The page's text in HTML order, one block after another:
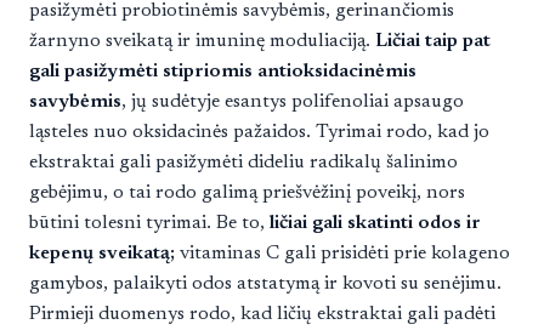
pasižymėti probiotinėmis savybėmis, gerinančiomis
žarnyno sveikatą ir imuninę moduliaciją. Ličiai taip pat
gali pasižymėti stipriomis antioksidacinėmis
savybėmis, jų sudėtyje esantys polifenoliai apsaugo
ląsteles nuo oksidacinės pažaidos. Tyrimai rodo, kad jo
ekstraktai gali pasižymėti dideliu radikalų šalinimo
gebėjimu, o tai rodo galimą priešvėžinį poveikį, nors
būtini tolesni tyrimai. Be to, ličiai gali skatinti odos ir
kepenų sveikatą; vitaminas C gali prisidėti prie kolageno
gamybos, palaikyti odos atstatymą ir kovoti su senėjimu.
Pirmieji duomenys rodo, kad ličių ekstraktai gali padėti